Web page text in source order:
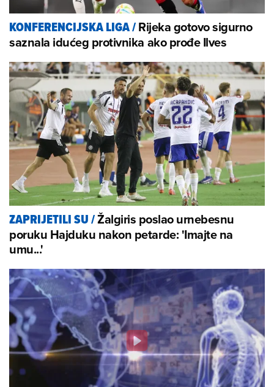
KONFERENCIJSKA LIGA/Rijeka gotovo sigurno
saznala idućeg protivnika ako prođe Ilves
ZAPRIJETILI SU/Žalgiris poslao urnebesnu
poruku Hajduku nakon petarde: 'Imajte na
umu...'